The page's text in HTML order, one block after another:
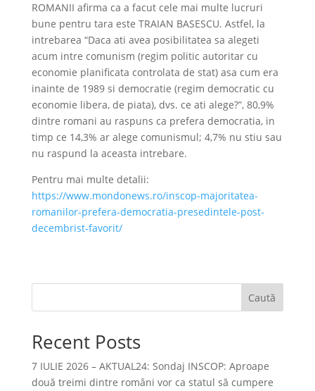
ROMANII afirma ca a facut cele mai multe lucruri
bune pentru tara este TRAIAN BASESCU. Astfel, la
intrebarea “Daca ati avea posibilitatea sa alegeti
acum intre comunism (regim politic autoritar cu
economie planificata controlata de stat) asa cum era
inainte de 1989 si democratie (regim democratic cu
economie libera, de piata), dvs. ce ati alege?”, 80,9%
dintre romani au raspuns ca prefera democratia, in
timp ce 14,3% ar alege comunismul; 4,7% nu stiu sau
nu raspund la aceasta intrebare.
Pentru mai multe detalii:
https://www.mondonews.ro/inscop-majoritatea-
romanilor-prefera-democratia-presedintele-post-
decembrist-favorit/
Caută
Recent Posts
7 IULIE 2026 – AKTUAL24: Sondaj INSCOP: Aproape
două treimi dintre români vor ca statul să cumpere